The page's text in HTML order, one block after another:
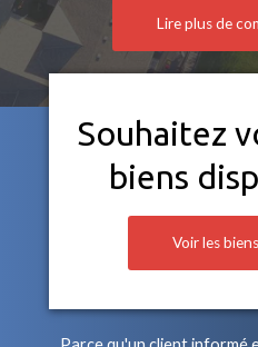
Lire plus de
Souhaitez
biens
Voir les